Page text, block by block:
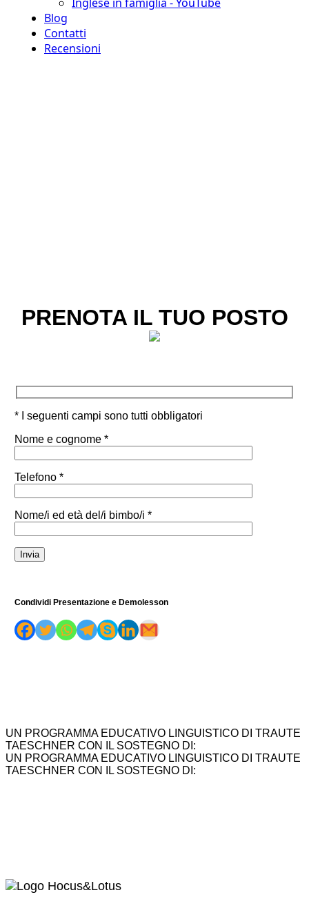
Blog
Contatti
Recensioni
PRENOTA IL TUO POSTO
* I seguenti campi sono tutti obbligatori
Nome e cognome *
Telefono *
Nome/i ed età del/i bimbo/i *
Condividi Presentazione e Demolesson
UN PROGRAMMA EDUCATIVO LINGUISTICO DI TRAUTE
TAESCHNER CON IL SOSTEGNO DI:
UN PROGRAMMA EDUCATIVO LINGUISTICO DI TRAUTE
TAESCHNER CON IL SOSTEGNO DI: